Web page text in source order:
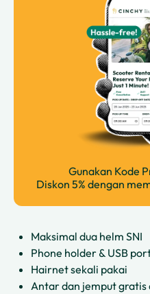
Gunakan Kode
Diskon 5% dengan
Maksimal dua helm SNI
Phone holder & USB
Hairnet sekali pakai
Antar dan jemput gratis